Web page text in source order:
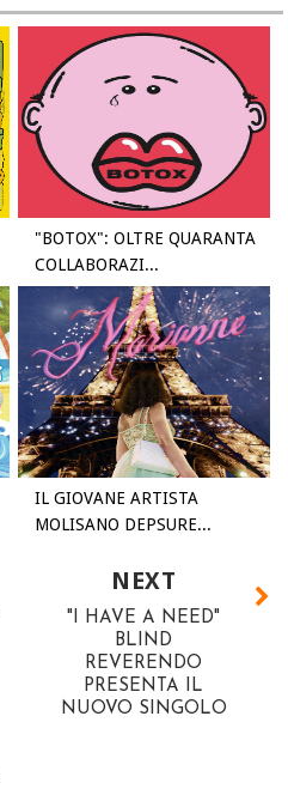
"BOTOX": OLTRE QUARANTA
COLLABORAZI...
IL GIOVANE ARTISTA
MOLISANO DEPSURE...
NEXT
"I HAVE A NEED"
BLIND
REVERENDO
PRESENTA IL
NUOVO SINGOLO